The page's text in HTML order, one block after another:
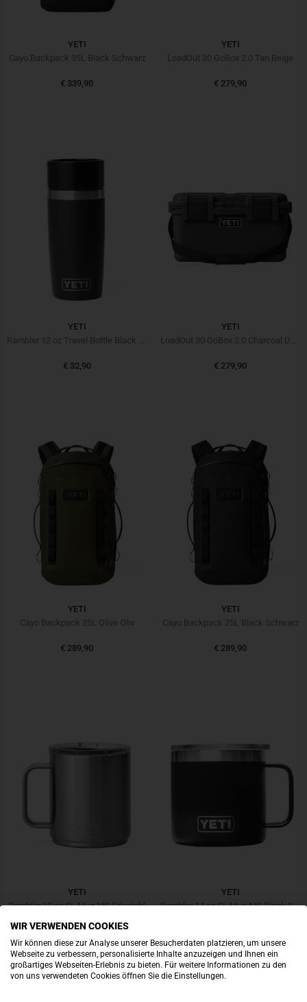
YETI
Cayo Backpack 35L Black Schwarz
€ 339,90
YETI
LoadOut 30 GoBox 2.0 Tan Beige
€ 279,90
YETI
Rambler 12 oz Travel Bottle Black Schwarz
€ 32,90
YETI
LoadOut 30 GoBox 2.0 Charcoal Dunkelgrau
€ 279,90
YETI
Cayo Backpack 25L Olive Oliv
€ 289,90
YETI
Cayo Backpack 25L Black Schwarz
€ 289,90
YETI
Rambler 10 oz CL Mug MS Edestahl
€ 34,90
YETI
Rambler 14 oz CL Mug MS Black Schawarz
WIR VERWENDEN COOKIES
Wir können diese zur Analyse unserer Besucherdaten platzieren, um unsere
Webseite zu verbessern, personalisierte Inhalte anzuzeigen und Ihnen ein
großartiges Webseiten-Erlebnis zu bieten. Für weitere Informationen zu den
von uns verwendeten Cookies öffnen Sie die Einstellungen.